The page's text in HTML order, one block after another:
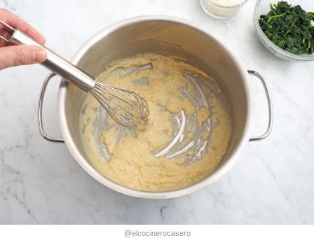
@elcocinerocasero